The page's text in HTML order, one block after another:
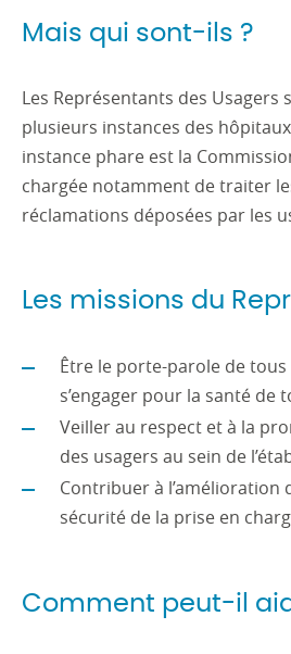
Mais qui sont-ils ?
Les Représentants des Usagers
plusieurs instances des
instance phare est la
chargée notamment de traiter
réclamations déposées par les
Les missions du
Être le porte-parole de tous
s’engager pour la santé de
Veiller au respect et à la
des usagers au sein de
Contribuer à l’amélioration
sécurité de la prise en
Comment peut-il